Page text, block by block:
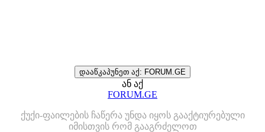
დააწკაპუნეთ აქ: FORUM.GE
ან აქ
FORUM.GE
ქუქი-ფაილების ჩაწერა უნდა იყოს გააქტიურებული
იმისთვის რომ გააგრძელოთ